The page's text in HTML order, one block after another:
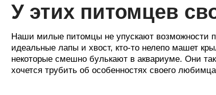
У этих питомцев
Наши милые питомцы не упускают возможности
идеальные лапы и хвост, кто-то нелепо машет
некоторые смешно булькают в аквариуме. Они
хочется трубить об особенностях своего